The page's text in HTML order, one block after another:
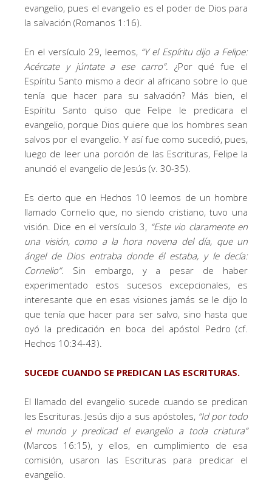
evangelio, pues el evangelio es el poder de Dios para
la salvación (Romanos 1:16).
En el versículo 29, leemos, “Y el Espíritu dijo a Felipe:
Acércate y júntate a ese carro”. ¿Por qué fue el
Espíritu Santo mismo a decir al africano sobre lo que
tenía que hacer para su salvación? Más bien, el
Espíritu Santo quiso que Felipe le predicara el
evangelio, porque Dios quiere que los hombres sean
salvos por el evangelio. Y así fue como sucedió, pues,
luego de leer una porción de las Escrituras, Felipe la
anunció el evangelio de Jesús (v. 30-35).
Es cierto que en Hechos 10 leemos de un hombre
llamado Cornelio que, no siendo cristiano, tuvo una
visión. Dice en el versículo 3, “Este vio claramente en
una visión, como a la hora novena del día, que un
ángel de Dios entraba donde él estaba, y le decía:
Cornelio”. Sin embargo, y a pesar de haber
experimentado estos sucesos excepcionales, es
interesante que en esas visiones jamás se le dijo lo
que tenía que hacer para ser salvo, sino hasta que
oyó la predicación en boca del apóstol Pedro (cf.
Hechos 10:34-43).
SUCEDE CUANDO SE PREDICAN LAS ESCRITURAS.
El llamado del evangelio sucede cuando se predican
les Escrituras. Jesús dijo a sus apóstoles, “Id por todo
el mundo y predicad el evangelio a toda criatura”
(Marcos 16:15), y ellos, en cumplimiento de esa
comisión, usaron las Escrituras para predicar el
evangelio.